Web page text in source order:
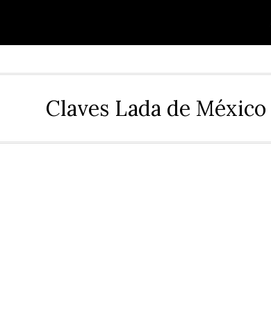
Claves Lada de México